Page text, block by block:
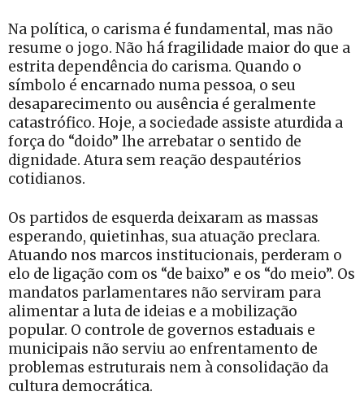
Na política, o carisma é fundamental, mas não
resume o jogo. Não há fragilidade maior do que a
estrita dependência do carisma. Quando o
símbolo é encarnado numa pessoa, o seu
desaparecimento ou ausência é geralmente
catastrófico. Hoje, a sociedade assiste aturdida a
força do “doido” lhe arrebatar o sentido de
dignidade. Atura sem reação despautérios
cotidianos.
Os partidos de esquerda deixaram as massas
esperando, quietinhas, sua atuação preclara.
Atuando nos marcos institucionais, perderam o
elo de ligação com os “de baixo” e os “do meio”. Os
mandatos parlamentares não serviram para
alimentar a luta de ideias e a mobilização
popular. O controle de governos estaduais e
municipais não serviu ao enfrentamento de
problemas estruturais nem à consolidação da
cultura democrática.